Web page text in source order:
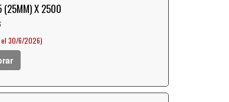
(25MM) X 2500
el 30/6/2026)